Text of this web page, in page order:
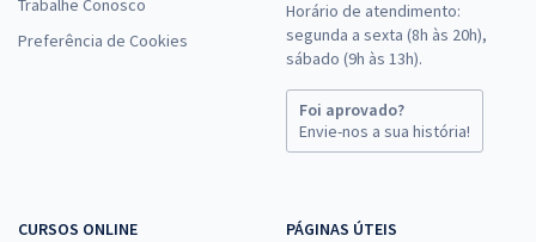
Trabalhe Conosco
Preferência de Cookies
Horário de atendimento:
segunda a sexta (8h às 20h),
sábado (9h às 13h).
Foi aprovado?
Envie-nos a sua história!
CURSOS ONLINE PÁGINAS ÚTEIS